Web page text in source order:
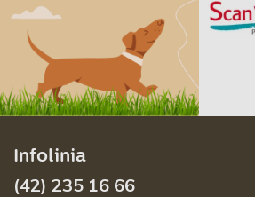
Infolinia
(42) 235 16 66